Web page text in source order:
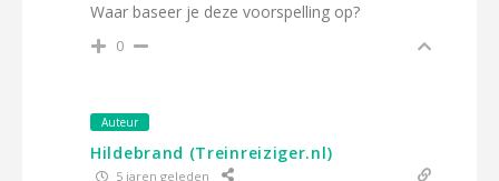
Waar baseer je deze voorspelling op?
0
Auteur
Hildebrand (Treinreiziger.nl)
5 jaren geleden